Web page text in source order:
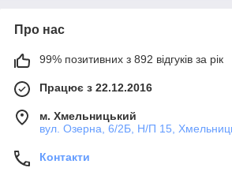
Про нас
99% позитивних з 892 відгуків за рік
Працює з 22.12.2016
м. Хмельницький
вул. Озерна, 6/2Б, Н/П 15,
Контакти